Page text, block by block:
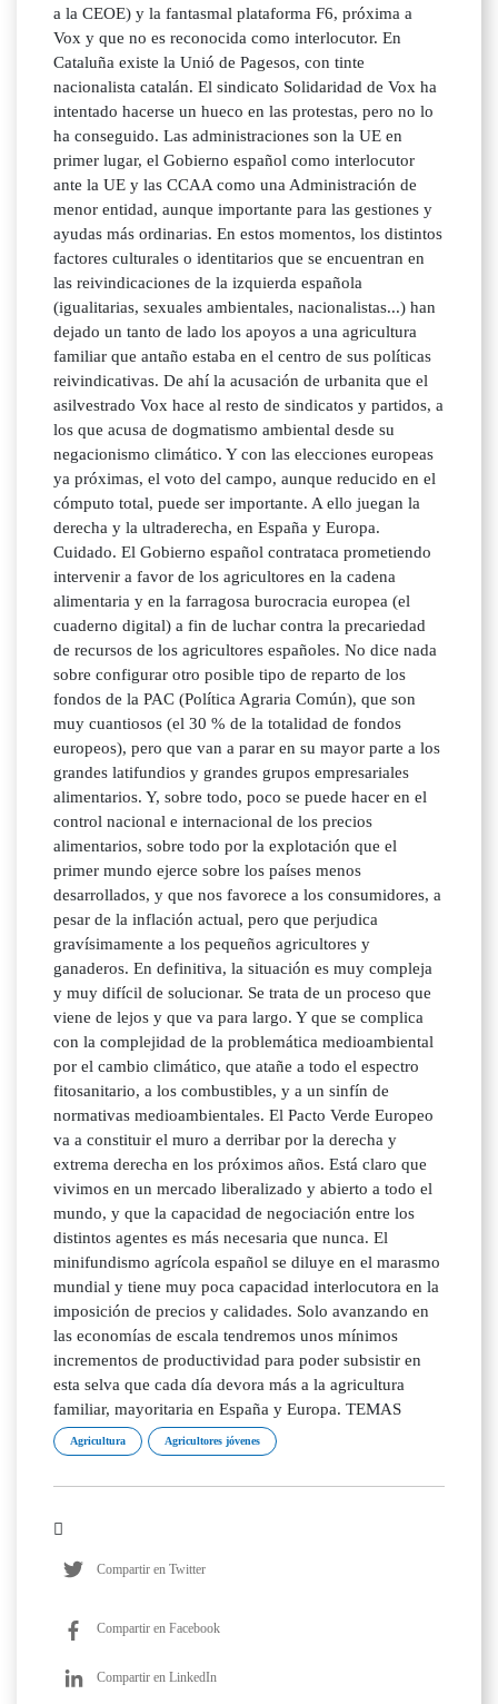
a la CEOE) y la fantasmal plataforma F6, próxima a
Vox y que no es reconocida como interlocutor. En
Cataluña existe la Unió de Pagesos, con tinte
nacionalista catalán. El sindicato Solidaridad de Vox ha
intentado hacerse un hueco en las protestas, pero no lo
ha conseguido. Las administraciones son la UE en
primer lugar, el Gobierno español como interlocutor
ante la UE y las CCAA como una Administración de
menor entidad, aunque importante para las gestiones y
ayudas más ordinarias. En estos momentos, los distintos
factores culturales o identitarios que se encuentran en
las reivindicaciones de la izquierda española
(igualitarias, sexuales ambientales, nacionalistas...) han
dejado un tanto de lado los apoyos a una agricultura
familiar que antaño estaba en el centro de sus políticas
reivindicativas. De ahí la acusación de urbanita que el
asilvestrado Vox hace al resto de sindicatos y partidos, a
los que acusa de dogmatismo ambiental desde su
negacionismo climático. Y con las elecciones europeas
ya próximas, el voto del campo, aunque reducido en el
cómputo total, puede ser importante. A ello juegan la
derecha y la ultraderecha, en España y Europa.
Cuidado. El Gobierno español contrataca prometiendo
intervenir a favor de los agricultores en la cadena
alimentaria y en la farragosa burocracia europea (el
cuaderno digital) a fin de luchar contra la precariedad
de recursos de los agricultores españoles. No dice nada
sobre configurar otro posible tipo de reparto de los
fondos de la PAC (Política Agraria Común), que son
muy cuantiosos (el 30 % de la totalidad de fondos
europeos), pero que van a parar en su mayor parte a los
grandes latifundios y grandes grupos empresariales
alimentarios. Y, sobre todo, poco se puede hacer en el
control nacional e internacional de los precios
alimentarios, sobre todo por la explotación que el
primer mundo ejerce sobre los países menos
desarrollados, y que nos favorece a los consumidores, a
pesar de la inflación actual, pero que perjudica
gravísimamente a los pequeños agricultores y
ganaderos. En definitiva, la situación es muy compleja
y muy difícil de solucionar. Se trata de un proceso que
viene de lejos y que va para largo. Y que se complica
con la complejidad de la problemática medioambiental
por el cambio climático, que atañe a todo el espectro
fitosanitario, a los combustibles, y a un sinfín de
normativas medioambientales. El Pacto Verde Europeo
va a constituir el muro a derribar por la derecha y
extrema derecha en los próximos años. Está claro que
vivimos en un mercado liberalizado y abierto a todo el
mundo, y que la capacidad de negociación entre los
distintos agentes es más necesaria que nunca. El
minifundismo agrícola español se diluye en el marasmo
mundial y tiene muy poca capacidad interlocutora en la
imposición de precios y calidades. Solo avanzando en
las economías de escala tendremos unos mínimos
incrementos de productividad para poder subsistir en
esta selva que cada día devora más a la agricultura
familiar, mayoritaria en España y Europa. TEMAS
Agricultura Agricultores jóvenes
Compartir en Twitter
Compartir en Facebook
Compartir en LinkedIn